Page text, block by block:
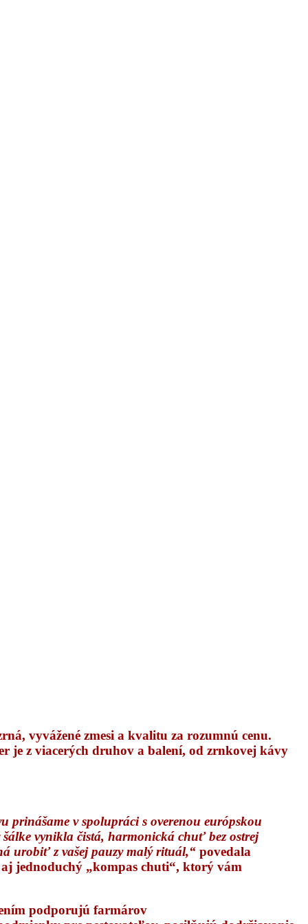
vyvážené zmesi a kvalitu za rozumnú cenu.
je z viacerých druhov a balení, od zrnkovej kávy
v spolupráci s overenou európskou
vynikla čistá, harmonická chuť bez ostrej
urobiť z vašej pauzy malý rituál,“ povedala
jednoduchý „kompas chuti“, ktorý vám
podporujú farmárov